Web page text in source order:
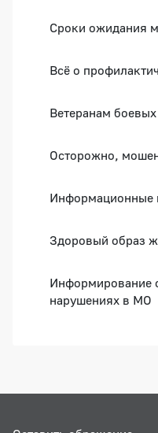
Сроки ожидания
Всё о
Ветеранам
Осторожно,
Информационные
Здоровый образ
Информирование
нарушениях в МО